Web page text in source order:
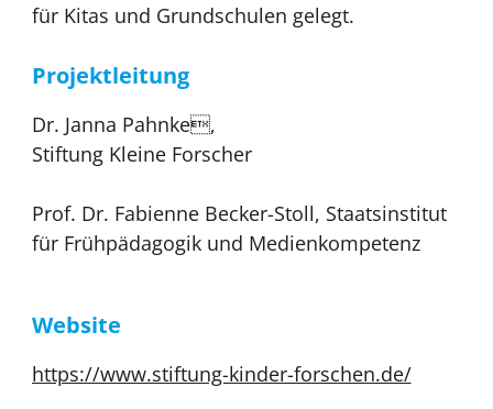
für Kitas und Grundschulen gelegt.
Projektleitung
Dr. Janna Pahnke,
Stiftung Kleine Forscher
Prof. Dr. Fabienne Becker-Stoll, Staatsinstitut
für Frühpädagogik und Medienkompetenz
Website
https://www.stiftung-kinder-forschen.de/